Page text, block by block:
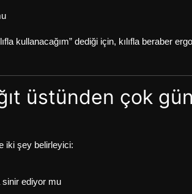
kullanacağım” dediği için, kılıfla beraber
üstünden çok
iki şey belirleyici:
sinir ediyor mu